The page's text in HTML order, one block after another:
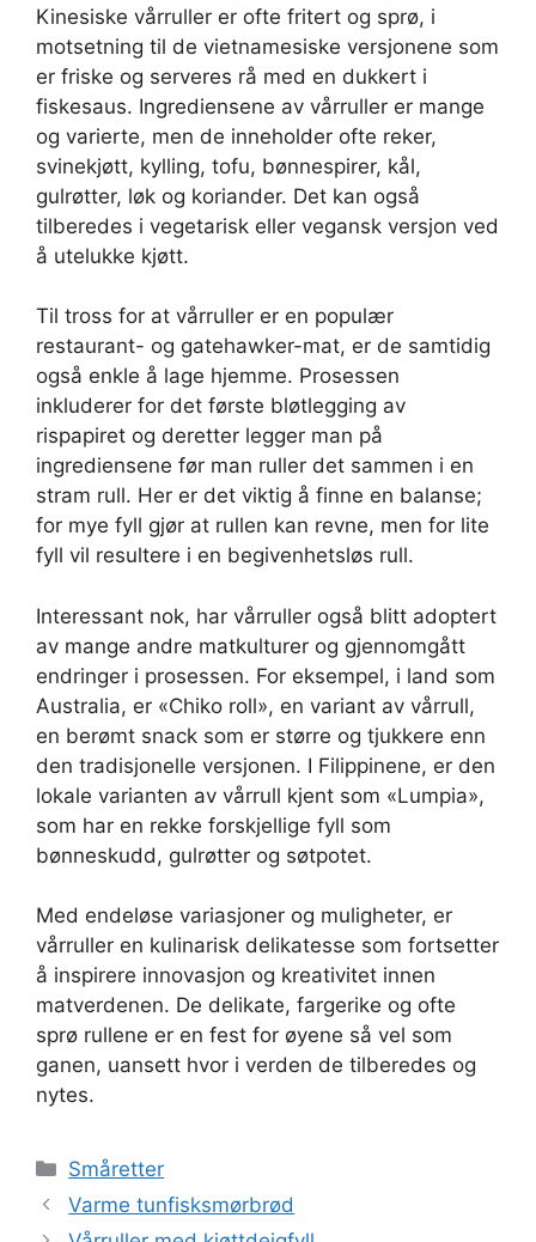
Kinesiske vårruller er ofte fritert og sprø, i
motsetning til de vietnamesiske versjonene som
er friske og serveres rå med en dukkert i
fiskesaus. Ingrediensene av vårruller er mange
og varierte, men de inneholder ofte reker,
svinekjøtt, kylling, tofu, bønnespirer, kål,
gulrøtter, løk og koriander. Det kan også
tilberedes i vegetarisk eller vegansk versjon ved
å utelukke kjøtt.
Til tross for at vårruller er en populær
restaurant- og gatehawker-mat, er de samtidig
også enkle å lage hjemme. Prosessen
inkluderer for det første bløtlegging av
rispapiret og deretter legger man på
ingrediensene før man ruller det sammen i en
stram rull. Her er det viktig å finne en balanse;
for mye fyll gjør at rullen kan revne, men for lite
fyll vil resultere i en begivenhetsløs rull.
Interessant nok, har vårruller også blitt adoptert
av mange andre matkulturer og gjennomgått
endringer i prosessen. For eksempel, i land som
Australia, er «Chiko roll», en variant av vårrull,
en berømt snack som er større og tjukkere enn
den tradisjonelle versjonen. I Filippinene, er den
lokale varianten av vårrull kjent som «Lumpia»,
som har en rekke forskjellige fyll som
bønneskudd, gulrøtter og søtpotet.
Med endeløse variasjoner og muligheter, er
vårruller en kulinarisk delikatesse som fortsetter
å inspirere innovasjon og kreativitet innen
matverdenen. De delikate, fargerike og ofte
sprø rullene er en fest for øyene så vel som
ganen, uansett hvor i verden de tilberedes og
nytes.
Kategorier
Småretter
Varme tunfisksmørbrød